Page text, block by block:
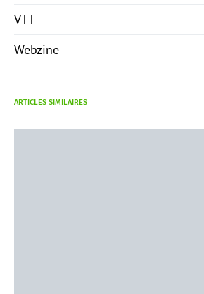
VTT
Webzine
ARTICLES SIMILAIRES